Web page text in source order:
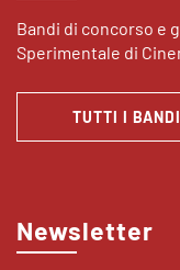
Bandi di concorso e
Sperimentale di
TUTTI I BANDI
Newsletter